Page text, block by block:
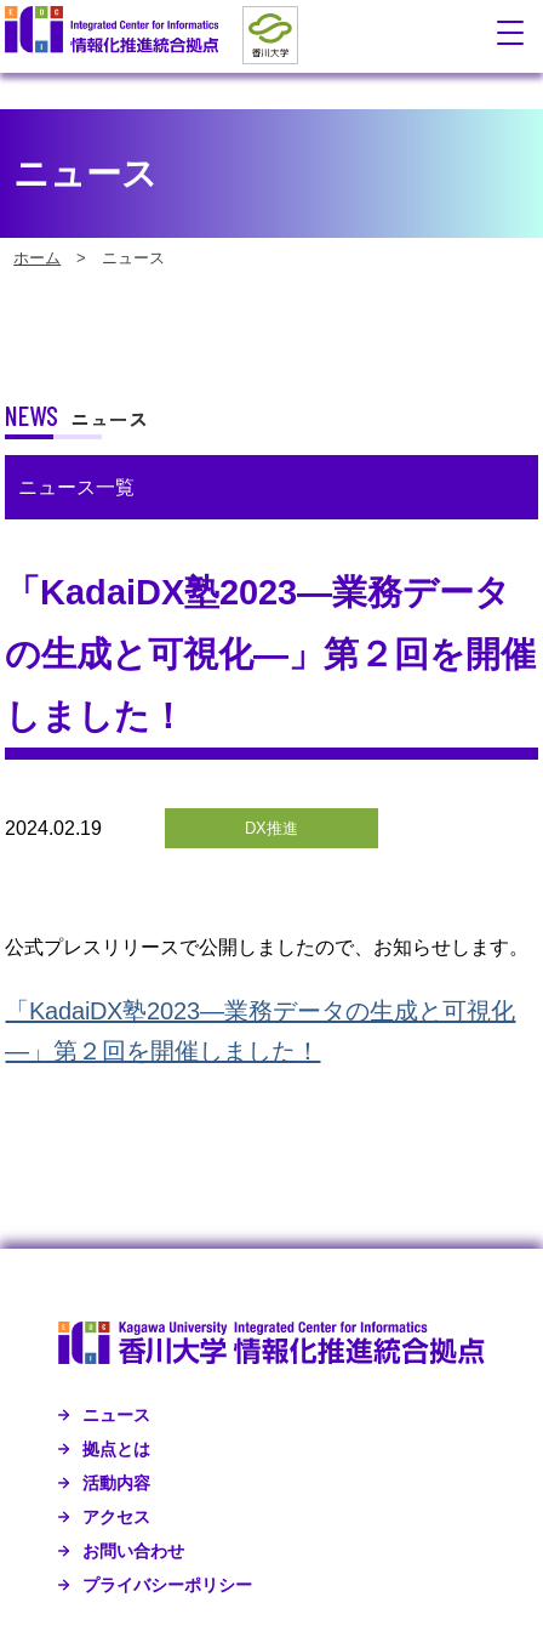
ニュース
ホーム > ニュース
NEWS ニュース
ニュース一覧
「KadaiDX塾2023―業務データ
の生成と可視化―」第２回を開催
しました！
2024.02.19 DX推進
公式プレスリリースで公開しましたので、お知らせします。
「KadaiDX塾2023―業務データの生成と可視化
―」第２回を開催しました！
ニュース
拠点とは
活動内容
アクセス
お問い合わせ
プライバシーポリシー